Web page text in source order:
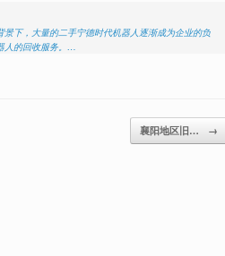
下，大量的二手宁德时代机器人逐渐成为企业的负
人的回收服务。…
襄阳地区旧… →